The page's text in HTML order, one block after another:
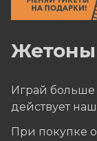
Жетоны
Играй больше
действует
При покупке